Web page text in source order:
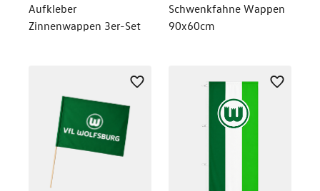
Aufkleber
Zinnenwappen 3er-Set
Schwenkfahne Wappen
90x60cm